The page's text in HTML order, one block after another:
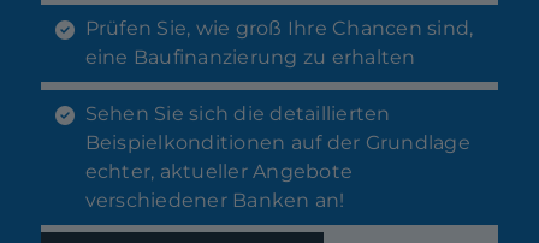
Prüfen Sie, wie groß Ihre Chancen sind,
eine Baufinanzierung zu erhalten
Sehen Sie sich die detaillierten
Beispielkonditionen auf der Grundlage
echter, aktueller Angebote
verschiedener Banken an!